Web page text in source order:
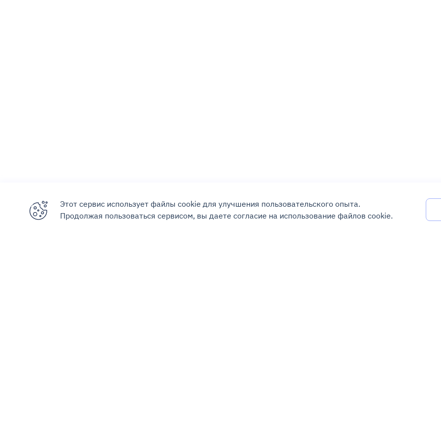
Этот сервис использует файлы cookie для улучшения пользовательского опыта.
Продолжая пользоваться сервисом, вы даете согласие на использование файлов cookie.